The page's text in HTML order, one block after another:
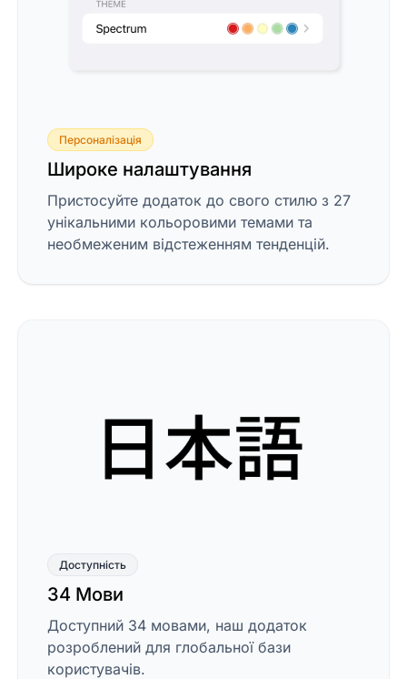
Персоналізація
Широке налаштування
Пристосуйте додаток до свого стилю з 27
унікальними кольоровими темами та
необмеженим відстеженням тенденцій.
Доступність
34 Мови
Доступний 34 мовами, наш додаток
розроблений для глобальної бази
користувачів.